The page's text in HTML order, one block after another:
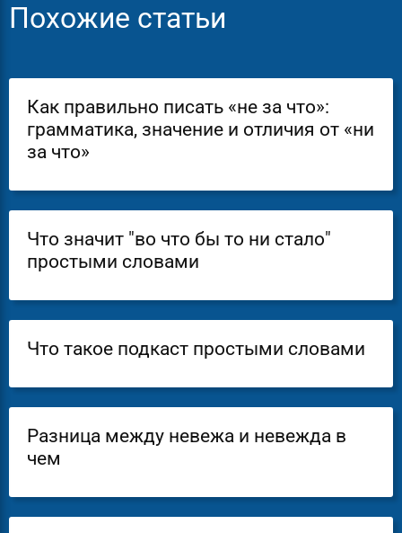
Похожие статьи
Как правильно писать «не за что»:
грамматика, значение и отличия от «ни
за что»
Что значит "во что бы то ни стало"
простыми словами
Что такое подкаст простыми словами
Разница между невежа и невежда в
чем